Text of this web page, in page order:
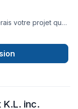
votre projet que
K.L. inc.